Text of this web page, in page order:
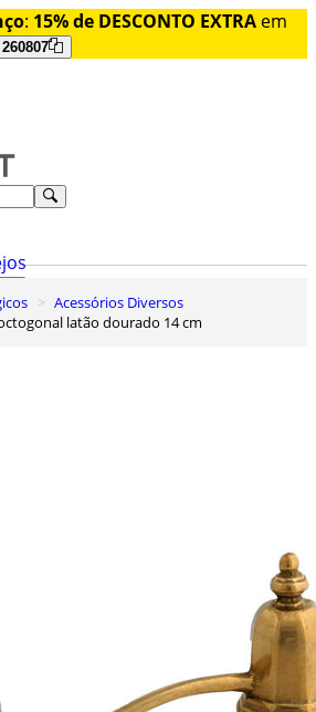
: 15% de DESCONTO EXTRA em
260807
Acessórios Diversos
latão dourado 14 cm